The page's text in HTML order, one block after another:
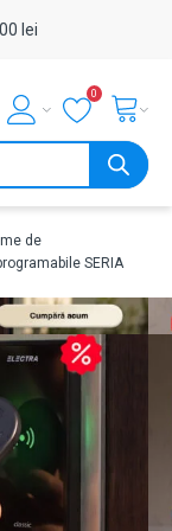
lei
0
de
SERIA